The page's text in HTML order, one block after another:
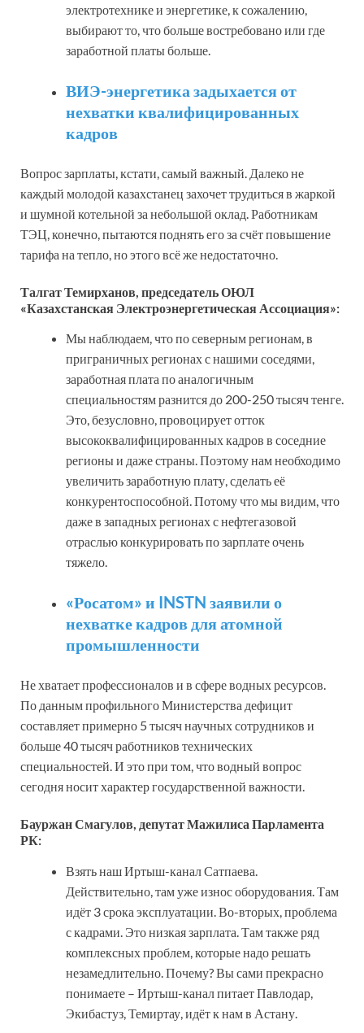
электротехнике и энергетике, к сожалению,
выбирают то, что больше востребовано или где
заработной платы больше.
ВИЭ-энергетика задыхается от
нехватки квалифицированных
кадров
Вопрос зарплаты, кстати, самый важный. Далеко не
каждый молодой казахстанец захочет трудиться в жаркой
и шумной котельной за небольшой оклад. Работникам
ТЭЦ, конечно, пытаются поднять его за счёт повышение
тарифа на тепло, но этого всё же недостаточно.
Талгат Темирханов, председатель ОЮЛ
«Казахстанская Электроэнергетическая Ассоциация»:
Мы наблюдаем, что по северным регионам, в
приграничных регионах с нашими соседями,
заработная плата по аналогичным
специальностям разнится до 200-250 тысяч тенге.
Это, безусловно, провоцирует отток
высококвалифицированных кадров в соседние
регионы и даже страны. Поэтому нам необходимо
увеличить заработную плату, сделать её
конкурентоспособной. Потому что мы видим, что
даже в западных регионах с нефтегазовой
отраслью конкурировать по зарплате очень
тяжело.
«Росатом» и INSTN заявили о
нехватке кадров для атомной
промышленности
Не хватает профессионалов и в сфере водных ресурсов.
По данным профильного Министерства дефицит
составляет примерно 5 тысяч научных сотрудников и
больше 40 тысяч работников технических
специальностей. И это при том, что водный вопрос
сегодня носит характер государственной важности.
Бауржан Смагулов, депутат Мажилиса Парламента
РК:
Взять наш Иртыш-канал Сатпаева.
Действительно, там уже износ оборудования. Там
идёт 3 срока эксплуатации. Во-вторых, проблема
с кадрами. Это низкая зарплата. Там также ряд
комплексных проблем, которые надо решать
незамедлительно. Почему? Вы сами прекрасно
понимаете – Иртыш-канал питает Павлодар,
Экибастуз, Темиртау, идёт к нам в Астану.